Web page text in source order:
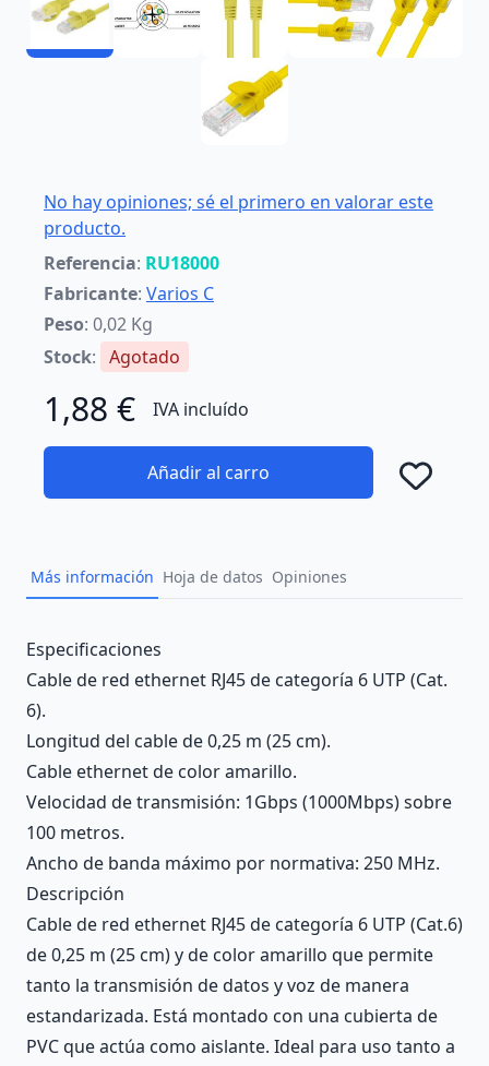
No hay opiniones; sé el primero en valorar este
producto.
Referencia: RU18000
Fabricante: Varios C
Peso: 0,02 Kg
Stock: Agotado
1,88 € IVA incluído
Añadir al carro
Más información Hoja de datos Opiniones
Description
Especificaciones
Cable de red ethernet RJ45 de categoría 6 UTP (Cat.
6).
Longitud del cable de 0,25 m (25 cm).
Cable ethernet de color amarillo.
Velocidad de transmisión: 1Gbps (1000Mbps) sobre
100 metros.
Ancho de banda máximo por normativa: 250 MHz.
Descripción
Cable de red ethernet RJ45 de categoría 6 UTP (Cat.6)
de 0,25 m (25 cm) y de color amarillo que permite
tanto la transmisión de datos y voz de manera
estandarizada. Está montado con una cubierta de
PVC que actúa como aislante. Ideal para uso tanto a